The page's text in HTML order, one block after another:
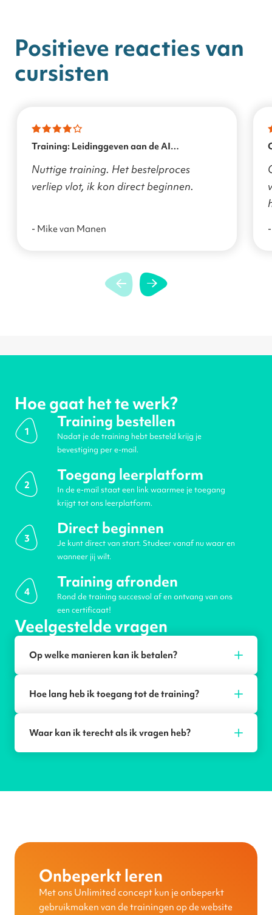
Positieve reacties van
cursisten
Training: Leidinggeven aan de AI
Nuttige training. Het bestelproces
verliep vlot, ik kon direct beginnen.
- Mike van Manen
Hoe gaat het te werk?
1
Training bestellen
Nadat je de training hebt besteld krijg je
bevestiging per e-mail.
2
Toegang leerplatform
In de e-mail staat een link waarmee je toegang
krijgt tot ons leerplatform.
3
Direct beginnen
Je kunt direct van start. Studeer vanaf nu waar en
wanneer jij wilt.
4
Training afronden
Rond de training succesvol af en ontvang van ons
een certificaat!
Veelgestelde vragen
Op welke manieren kan ik betalen?
Hoe lang heb ik toegang tot de training?
Waar kan ik terecht als ik vragen heb?
Onbeperkt leren
Met ons Unlimited concept kun je onbeperkt
gebruikmaken van de trainingen op de website